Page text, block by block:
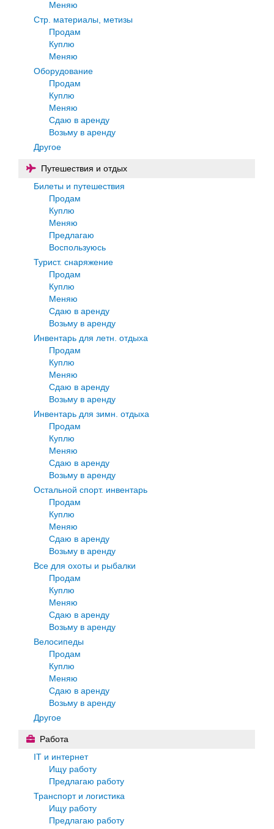
Меняю
Стр. материалы, метизы
Продам
Куплю
Меняю
Оборудование
Продам
Куплю
Меняю
Сдаю в аренду
Возьму в аренду
Другое
Путешествия и отдых
Билеты и путешествия
Продам
Куплю
Меняю
Предлагаю
Воспользуюсь
Турист. снаряжение
Продам
Куплю
Меняю
Сдаю в аренду
Возьму в аренду
Инвентарь для летн. отдыха
Продам
Куплю
Меняю
Сдаю в аренду
Возьму в аренду
Инвентарь для зимн. отдыха
Продам
Куплю
Меняю
Сдаю в аренду
Возьму в аренду
Остальной спорт. инвентарь
Продам
Куплю
Меняю
Сдаю в аренду
Возьму в аренду
Все для охоты и рыбалки
Продам
Куплю
Меняю
Сдаю в аренду
Возьму в аренду
Велосипеды
Продам
Куплю
Меняю
Сдаю в аренду
Возьму в аренду
Другое
Работа
IT и интернет
Ищу работу
Предлагаю работу
Транспорт и логистика
Ищу работу
Предлагаю работу